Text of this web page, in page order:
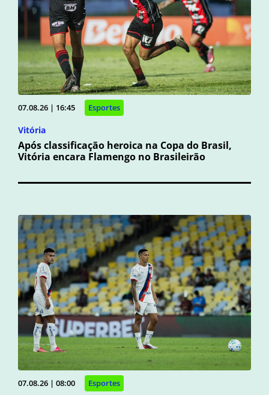
07.08.26 | 16:45 Esportes
Vitória
Após classificação heroica na Copa do Brasil,
Vitória encara Flamengo no Brasileirão
07.08.26 | 08:00 Esportes